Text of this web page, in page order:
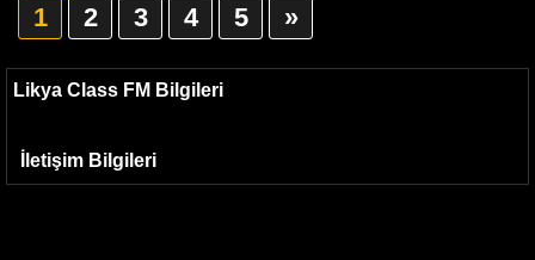
1 2 3 4 5 »
Likya Class FM Bilgileri
İletişim Bilgileri